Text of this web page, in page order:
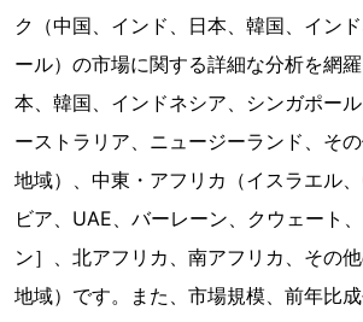
ク（中国、インド、日本、韓国、イン
ール）の市場に関する詳細な分析を網
本、韓国、インドネシア、シンガポー
ーストラリア、ニュージーランド、そ
地域）、中東・アフリカ（イスラエル
ビア、UAE、バーレーン、クウェート
ン］、北アフリカ、南アフリカ、その
地域）です。また、市場規模、前年比成